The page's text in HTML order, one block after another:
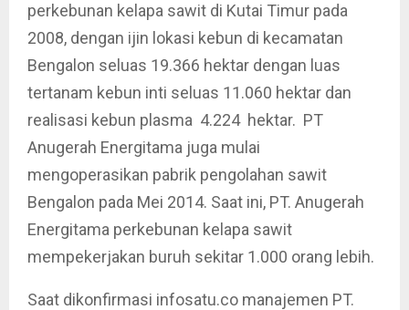
perkebunan kelapa sawit di Kutai Timur pada
2008, dengan ijin lokasi kebun di kecamatan
Bengalon seluas 19.366 hektar dengan luas
tertanam kebun inti seluas 11.060 hektar dan
realisasi kebun plasma 4.224 hektar. PT
Anugerah Energitama juga mulai
mengoperasikan pabrik pengolahan sawit
Bengalon pada Mei 2014. Saat ini, PT. Anugerah
Energitama perkebunan kelapa sawit
mempekerjakan buruh sekitar 1.000 orang lebih.
Saat dikonfirmasi infosatu.co manajemen PT.